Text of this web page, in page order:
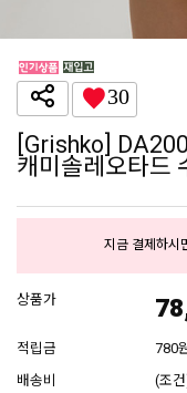
30
[Grishko]
캐미솔레오타드
지금 결제하시
상품가
적립금
780
배송비
(조